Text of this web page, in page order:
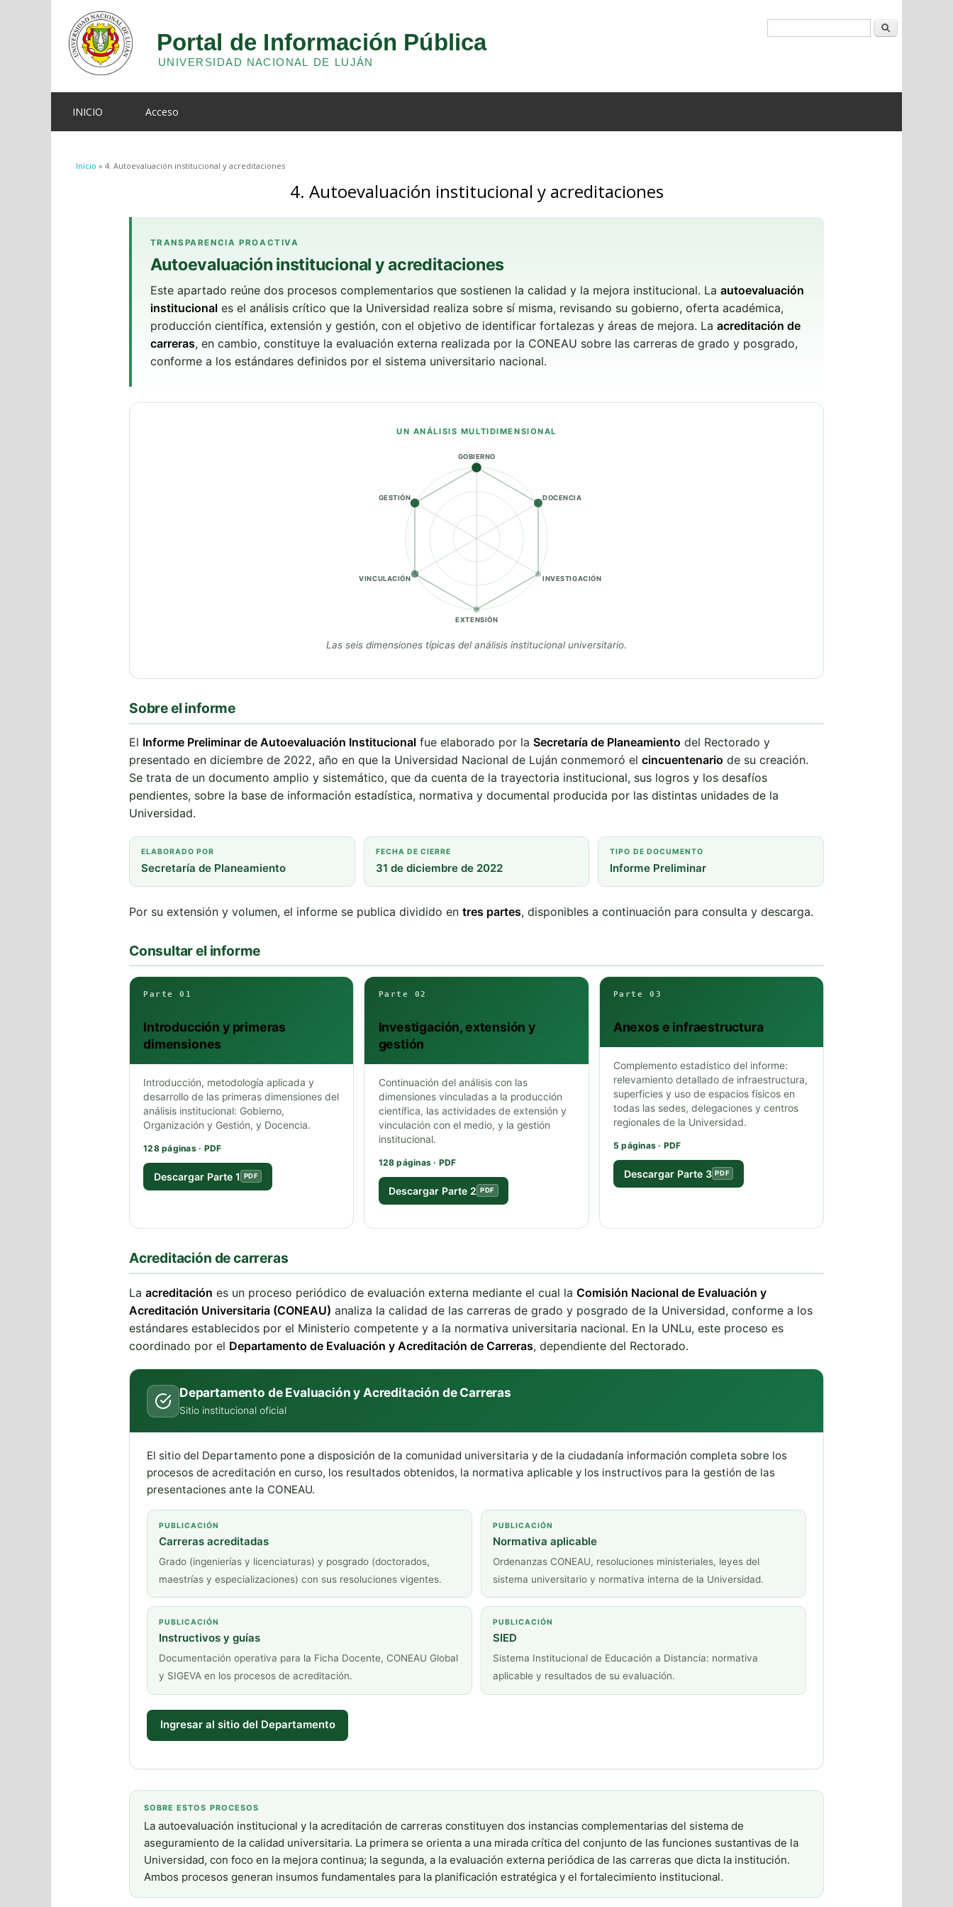
INICIO Acceso
Se encuentra usted aquí
Inicio » 4. Autoevaluación institucional y acreditaciones
4. Autoevaluación institucional y acreditaciones
TRANSPARENCIA PROACTIVA
Autoevaluación institucional y acreditaciones
Este apartado reúne dos procesos complementarios que sostienen la calidad y la mejora institucional. La autoevaluación
institucionales el análisis crítico que la Universidad realiza sobre sí misma, revisando su gobierno, oferta académica,
producción científica, extensión y gestión, con el objetivo de identificar fortalezas y áreas de mejora. La acreditación de
carreras, en cambio, constituye la evaluación externa realizada por la CONEAU sobre las carreras de grado y posgrado,
conforme a los estándares definidos por el sistema universitario nacional.
UN ANÁLISIS MULTIDIMENSIONAL
GOBIERNO
DOCENCIA
INVESTIGACIÓN
EXTENSIÓN
VINCULACIÓN
GESTIÓN
Las seis dimensiones típicas del análisis institucional universitario.
Sobre el informe
El Informe Preliminar de Autoevaluación Institucional fue elaborado por la Secretaría de Planeamiento del Rectorado y
presentado en diciembre de 2022, año en que la Universidad Nacional de Luján conmemoró el cincuentenario de su creación.
Se trata de un documento amplio y sistemático, que da cuenta de la trayectoria institucional, sus logros y los desafíos
pendientes, sobre la base de información estadística, normativa y documental producida por las distintas unidades de la
Universidad.
ELABORADO POR
Secretaría de Planeamiento
FECHA DE CIERRE
31 de diciembre de 2022
TIPO DE DOCUMENTO
Informe Preliminar
Por su extensión y volumen, el informe se publica dividido en tres partes, disponibles a continuación para consulta y descarga.
Consultar el informe
Parte 01
Introducción y primeras
dimensiones
Introducción, metodología aplicada y
desarrollo de las primeras dimensiones del
análisis institucional: Gobierno,
Organización y Gestión, y Docencia.
128 páginas · PDF
Descargar Parte 1 PDF
Parte 02
Investigación, extensión y
gestión
Continuación del análisis con las
dimensiones vinculadas a la producción
científica, las actividades de extensión y
vinculación con el medio, y la gestión
institucional.
128 páginas · PDF
Descargar Parte 2 PDF
Parte 03
Anexos e infraestructura
Complemento estadístico del informe:
relevamiento detallado de infraestructura,
superficies y uso de espacios físicos en
todas las sedes, delegaciones y centros
regionales de la Universidad.
5 páginas · PDF
Descargar Parte 3 PDF
Acreditación de carreras
La acreditación es un proceso periódico de evaluación externa mediante el cual la Comisión Nacional de Evaluación y
Acreditación Universitaria (CONEAU) analiza la calidad de las carreras de grado y posgrado de la Universidad, conforme a los
estándares establecidos por el Ministerio competente y a la normativa universitaria nacional. En la UNLu, este proceso es
coordinado por el Departamento de Evaluación y Acreditación de Carreras, dependiente del Rectorado.
Departamento de Evaluación y Acreditación de Carreras
Sitio institucional oficial
El sitio del Departamento pone a disposición de la comunidad universitaria y de la ciudadanía información completa sobre los
procesos de acreditación en curso, los resultados obtenidos, la normativa aplicable y los instructivos para la gestión de las
presentaciones ante la CONEAU.
PUBLICACIÓN
Carreras acreditadas
Grado (ingenierías y licenciaturas) y posgrado (doctorados,
maestrías y especializaciones) con sus resoluciones vigentes.
PUBLICACIÓN
Normativa aplicable
Ordenanzas CONEAU, resoluciones ministeriales, leyes del
sistema universitario y normativa interna de la Universidad.
PUBLICACIÓN
Instructivos y guías
Documentación operativa para la Ficha Docente, CONEAU Global
y SIGEVA en los procesos de acreditación.
PUBLICACIÓN
SIED
Sistema Institucional de Educación a Distancia: normativa
aplicable y resultados de su evaluación.
Ingresar al sitio del Departamento
SOBRE ESTOS PROCESOS
La autoevaluación institucional y la acreditación de carreras constituyen dos instancias complementarias del sistema de
aseguramiento de la calidad universitaria. La primera se orienta a una mirada crítica del conjunto de las funciones sustantivas de la
Universidad, con foco en la mejora continua; la segunda, a la evaluación externa periódica de las carreras que dicta la institución.
Ambos procesos generan insumos fundamentales para la planificación estratégica y el fortalecimiento institucional.